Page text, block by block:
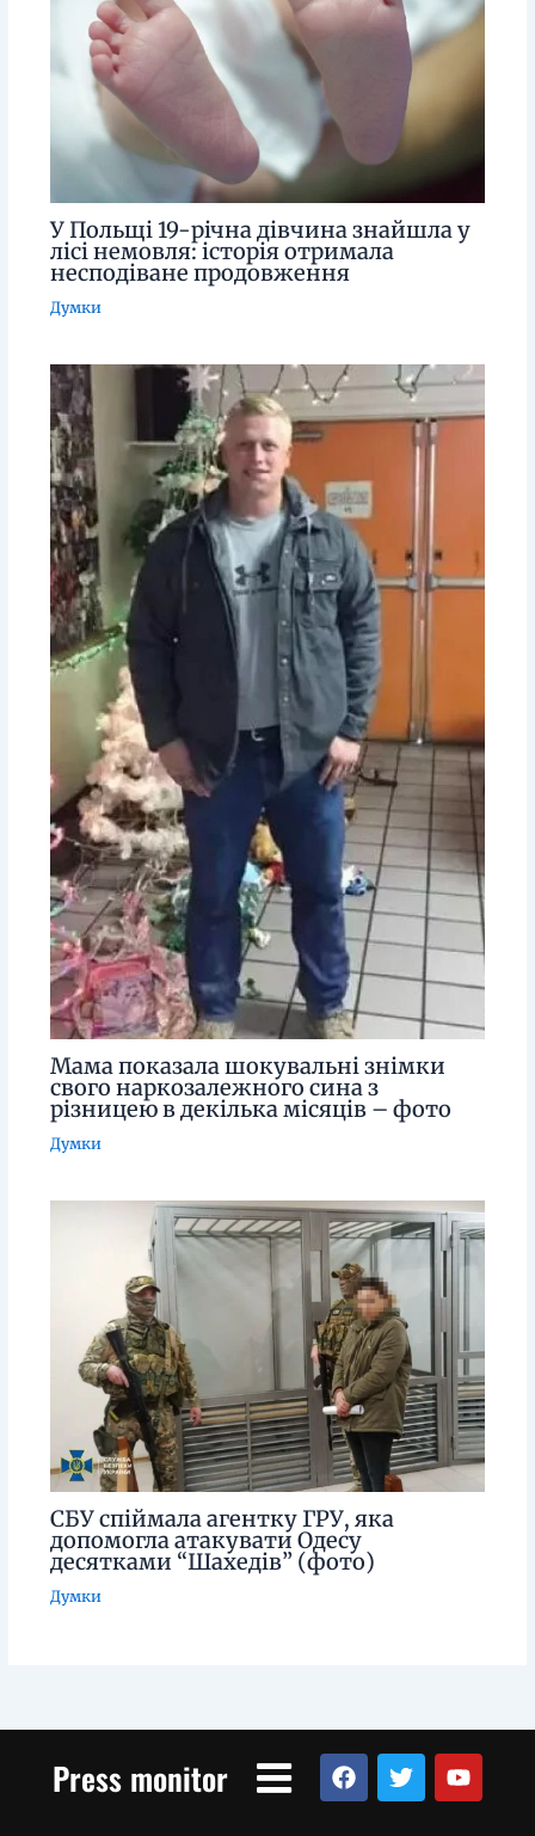
У Польщі 19-річна дівчина знайшла у
лісі немовля: історія отримала
несподіване продовження
Думки
Мама показала шокувальні знімки
свого наркозалежного сина з
різницею в декілька місяців – фото
Думки
СБУ спіймала агентку ГРУ, яка
допомогла атакувати Одесу
десятками “Шахедів” (фото)
Думки
Press monitor Menu
F
a
T
w
Y
o